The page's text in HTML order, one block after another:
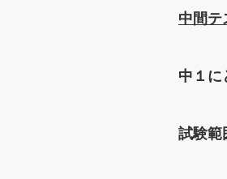
中間
中１
試験範